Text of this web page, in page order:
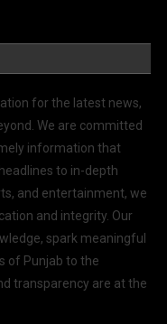
for the latest news,
We are committed
information that
to in-depth
and entertainment, we
and integrity. Our
spark meaningful
of Punjab to the
transparency are at the